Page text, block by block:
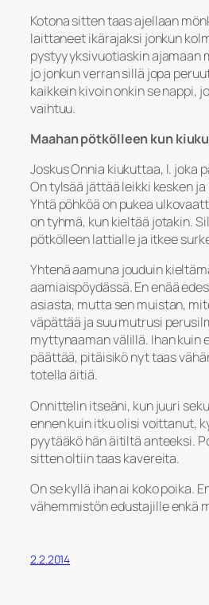
Kotona sitten taas ajellaan
laittaneet ikärajaksi jonkun
pystyy yksivuotiaskin ajamaan
jo jonkun verran sillä jopa
kaikkein kivoin onkin se nappi,
vaihtuu.
Maahan pötkölleen kun
Joskus Onnia kiukuttaa, l. joka
On tylsää jättää leikki kesken
Yhtä pöhköä on pukea
on tyhmä, kun kieltää jotakin.
pötkölleen lattialle ja itkee
Yhtenä aamuna jouduin
aamiaispöydässä. En enää
asiasta, mutta sen muistan,
väpättää ja suu mutrusi
myttynaaman välillä. Ihan kuin
päättää, pitäisikö nyt taas
totella äitiä.
Onnittelin itseäni, kun juuri
ennen kuin itku olisi voittanut,
pyytääkö hän äitiltä anteeksi.
sitten oltiin taas kavereita.
On se kyllä ihan ai koko poika.
vähemmistön edustajille enkä
2.2.2014